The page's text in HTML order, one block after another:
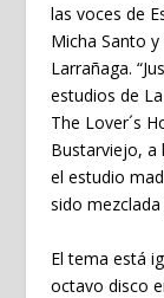
las voces de
Micha Santo
Larrañaga.
estudios de
The Lover´s
Bustarviejo, a
el estudio
sido
El tema está
octavo disco